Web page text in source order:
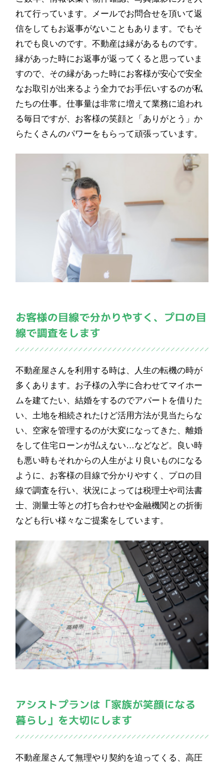
れて行っています。メールでお問合せを頂いて返
信をしてもお返事がないこともあります。でもそ
れでも良いのです。不動産は縁があるものです。
縁があった時にお返事が返ってくると思っていま
すので、その縁があった時にお客様が安心で安全
なお取引が出来るよう全力でお手伝いするのが私
たちの仕事。仕事量は非常に増えて業務に追われ
る毎日ですが、お客様の笑顔と「ありがとう」か
らたくさんのパワーをもらって頑張っています。
不動産屋さんを利用する時は、人生の転機の時が
多くあります。お子様の入学に合わせてマイホー
ムを建てたい、結婚をするのでアパートを借りた
い、土地を相続されたけど活用方法が見当たらな
い、空家を管理するのが大変になってきた、離婚
をして住宅ローンが払えない…などなど。良い時
も悪い時もそれからの人生がより良いものになる
ように、お客様の目線で分かりやすく、プロの目
線で調査を行い、状況によっては税理士や司法書
士、測量士等との打ち合わせや金融機関との折衝
なども行い様々なご提案をしています。
不動産屋さんて無理やり契約を迫ってくる、高圧